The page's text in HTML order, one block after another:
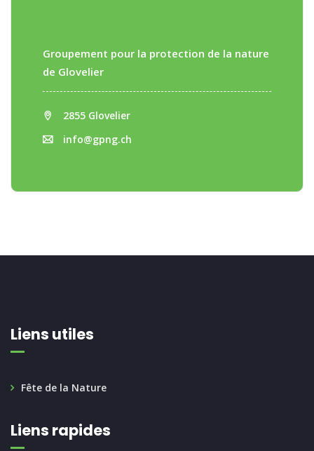
Groupement pour la protection de la nature
de Glovelier
2855 Glovelier
info@gpng.ch
Liens utiles
Fête de la Nature
Liens rapides